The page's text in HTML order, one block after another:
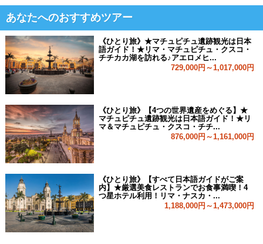
あなたへのおすすめツアー
《ひとり旅》★マチュピチュ遺跡観光は日本
語ガイド！★リマ・マチュピチュ・クスコ・
チチカカ湖を訪れる♪アエロメヒ...
729,000円～1,017,000円
《ひとり旅》【4つの世界遺産をめぐる】★
マチュピチュ遺跡観光は日本語ガイド！★リ
マ＆マチュピチュ・クスコ・チチ...
876,000円～1,161,000円
《ひとり旅》【すべて日本語ガイドがご案
内】★厳選美食レストランでお食事満喫！4
つ星ホテル利用！リマ・ナスカ・...
1,188,000円～1,473,000円